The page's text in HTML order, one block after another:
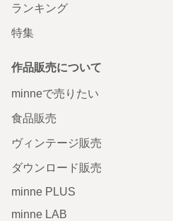
ランキング
特集
作品販売について
minneで売りたい
食品販売
ヴィンテージ販売
ダウンロード販売
minne PLUS
minne LAB